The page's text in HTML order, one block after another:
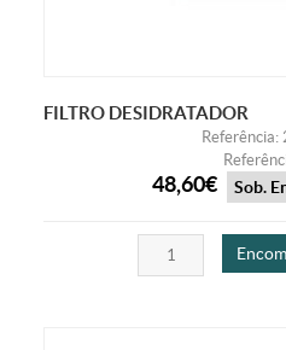
FILTRO DESIDRATADOR
48,60€ Sob.